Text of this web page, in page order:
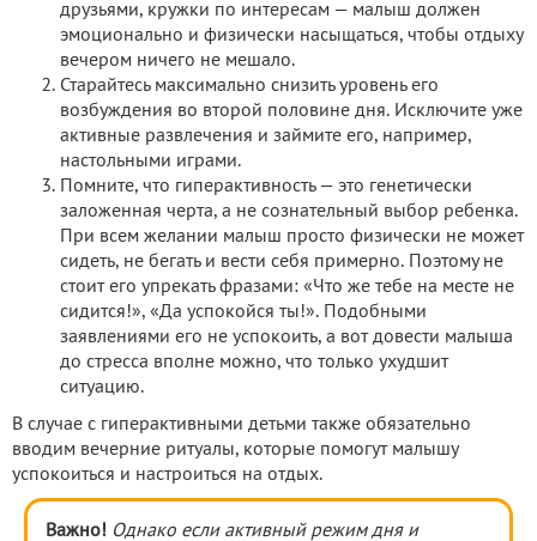
друзьями, кружки по интересам — малыш должен
эмоционально и физически насыщаться, чтобы отдыху
вечером ничего не мешало.
Старайтесь максимально снизить уровень его
возбуждения во второй половине дня. Исключите уже
активные развлечения и займите его, например,
настольными играми.
Помните, что гиперактивность — это генетически
заложенная черта, а не сознательный выбор ребенка.
При всем желании малыш просто физически не может
сидеть, не бегать и вести себя примерно. Поэтому не
стоит его упрекать фразами: «Что же тебе на месте не
сидится!», «Да успокойся ты!». Подобными
заявлениями его не успокоить, а вот довести малыша
до стресса вполне можно, что только ухудшит
ситуацию.
В случае с гиперактивными детьми также обязательно
вводим вечерние ритуалы, которые помогут малышу
успокоиться и настроиться на отдых.
Важно! Однако если активный режим дня и